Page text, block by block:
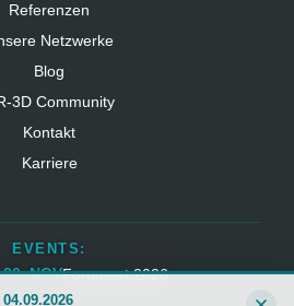
Referenzen
Netzwerke
Blog
Community
Kontakt
Karriere
EVENTS:
NOVFormnext 2026